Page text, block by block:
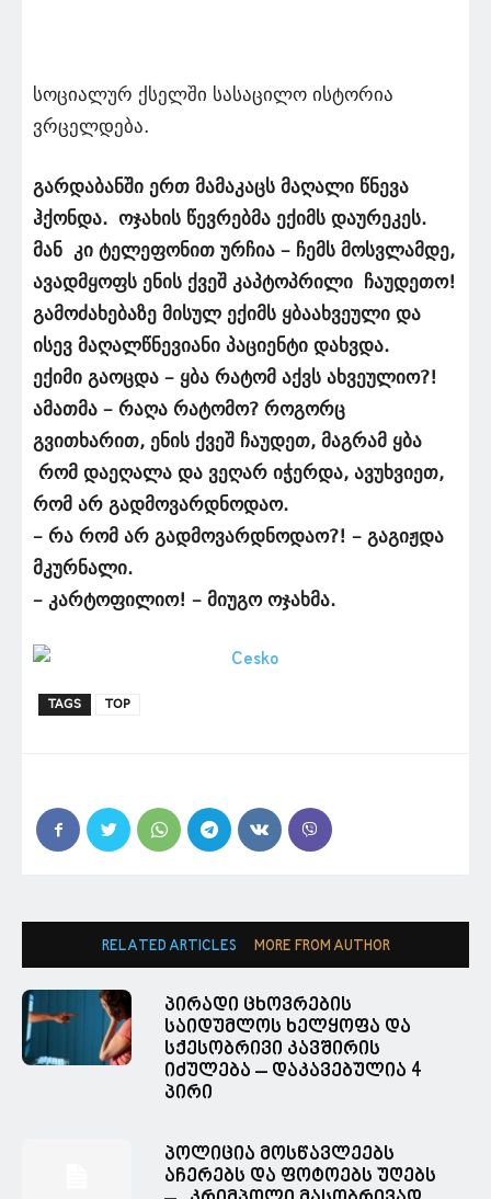
სოციალურ ქსელში სასაცილო ისტორია
ვრცელდება.
გარდაბანში ერთ მამაკაცს მაღალი წნევა
ჰქონდა. ოჯახის წევრებმა ექიმს დაურეკეს.
მან კი ტელეფონით ურჩია – ჩემს მოსვლამდე,
ავადმყოფს ენის ქვეშ კაპტოპრილი ჩაუდეთო!
გამოძახებაზე მისულ ექიმს ყბაახვეული და
ისევ მაღალწნევიანი პაციენტი დახვდა.
ექიმი გაოცდა – ყბა რატომ აქვს ახვეულიო?!
ამათმა – რაღა რატომო? როგორც
გვითხარით, ენის ქვეშ ჩაუდეთ, მაგრამ ყბა
რომ დაეღალა და ვეღარ იჭერდა, ავუხვიეთ,
რომ არ გადმოვარდნოდაო.
– რა რომ არ გადმოვარდნოდაო?! – გაგიჟდა
მკურნალი.
– კარტოფილიო! – მიუგო ოჯახმა.
TAGS TOP
RELATED ARTICLES MORE FROM AUTHOR
პირადი ცხოვრების
საიდუმლოს ხელყოფა და
სქესობრივი კავშირის
იძულება – დაკავებულია 4
პირი
პოლიცია მოსწავლეებს
აჩერებს და ფოტოებს უღებს